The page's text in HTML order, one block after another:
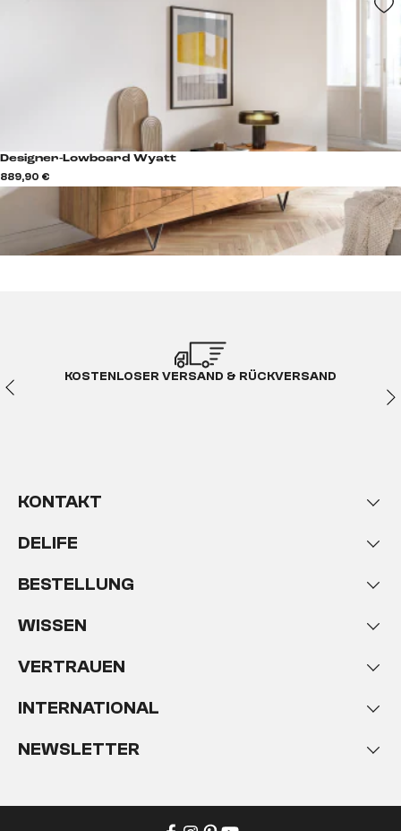
Designer-Lowboard Wyatt
889,90 €
KOSTENLOSER VERSAND & RÜCKVERSAND
KONTAKT
DELIFE
BESTELLUNG
WISSEN
VERTRAUEN
INTERNATIONAL
NEWSLETTER